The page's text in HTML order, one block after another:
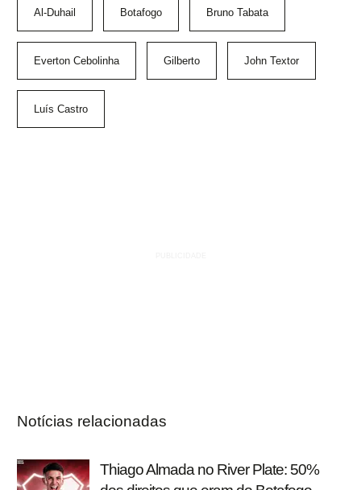
Al-Duhail Botafogo Bruno Tabata
Everton Cebolinha Gilberto John Textor
Luís Castro
Notícias relacionadas
Thiago Almada no River Plate: 50%